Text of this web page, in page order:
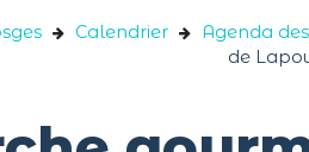
Calendrier Agenda
de